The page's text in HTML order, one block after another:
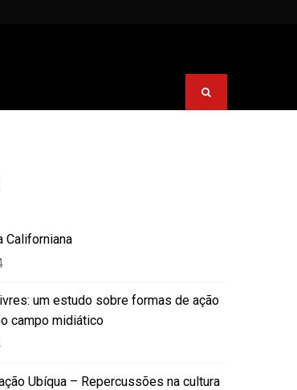
Californiana
um estudo sobre formas de ação
campo midiático
Ubíqua – Repercussões na cultura